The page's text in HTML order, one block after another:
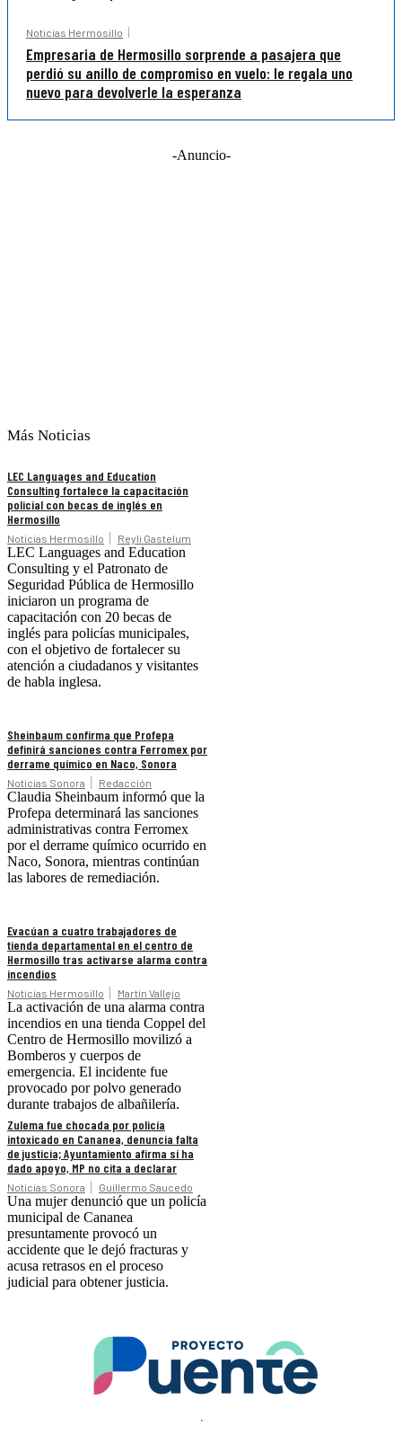
Noticias Hermosillo
Empresaria de Hermosillo sorprende a pasajera que
perdió su anillo de compromiso en vuelo: le regala uno
nuevo para devolverle la esperanza
-Anuncio-
Más Noticias
LEC Languages and Education
Consulting fortalece la capacitación
policial con becas de inglés en
Hermosillo
Noticias Hermosillo Reyli Gastelum
LEC Languages and Education
Consulting y el Patronato de
Seguridad Pública de Hermosillo
iniciaron un programa de
capacitación con 20 becas de
inglés para policías municipales,
con el objetivo de fortalecer su
atención a ciudadanos y visitantes
de habla inglesa.
Sheinbaum confirma que Profepa
definirá sanciones contra Ferromex por
derrame químico en Naco, Sonora
Noticias Sonora Redacción
Claudia Sheinbaum informó que la
Profepa determinará las sanciones
administrativas contra Ferromex
por el derrame químico ocurrido en
Naco, Sonora, mientras continúan
las labores de remediación.
Evacúan a cuatro trabajadores de
tienda departamental en el centro de
Hermosillo tras activarse alarma contra
incendios
Noticias Hermosillo Martín Vallejo
La activación de una alarma contra
incendios en una tienda Coppel del
Centro de Hermosillo movilizó a
Bomberos y cuerpos de
emergencia. El incidente fue
provocado por polvo generado
durante trabajos de albañilería.
Zulema fue chocada por policía
intoxicado en Cananea, denuncia falta
de justicia; Ayuntamiento afirma sí ha
dado apoyo, MP no cita a declarar
Noticias Sonora Guillermo Saucedo
Una mujer denunció que un policía
municipal de Cananea
presuntamente provocó un
accidente que le dejó fracturas y
acusa retrasos en el proceso
judicial para obtener justicia.
.